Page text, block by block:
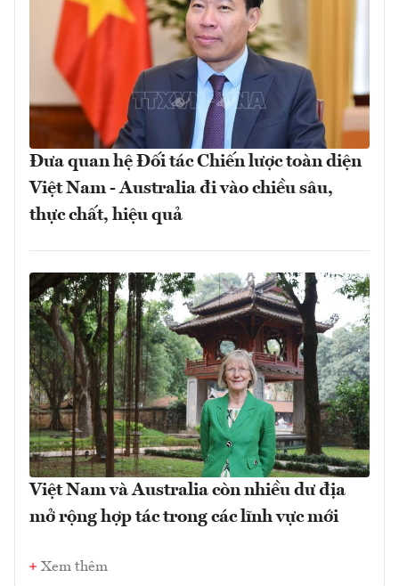
Đưa quan hệ Đối tác Chiến lược toàn diện
Việt Nam - Australia đi vào chiều sâu,
thực chất, hiệu quả
Việt Nam và Australia còn nhiều dư địa
mở rộng hợp tác trong các lĩnh vực mới
Xem thêm